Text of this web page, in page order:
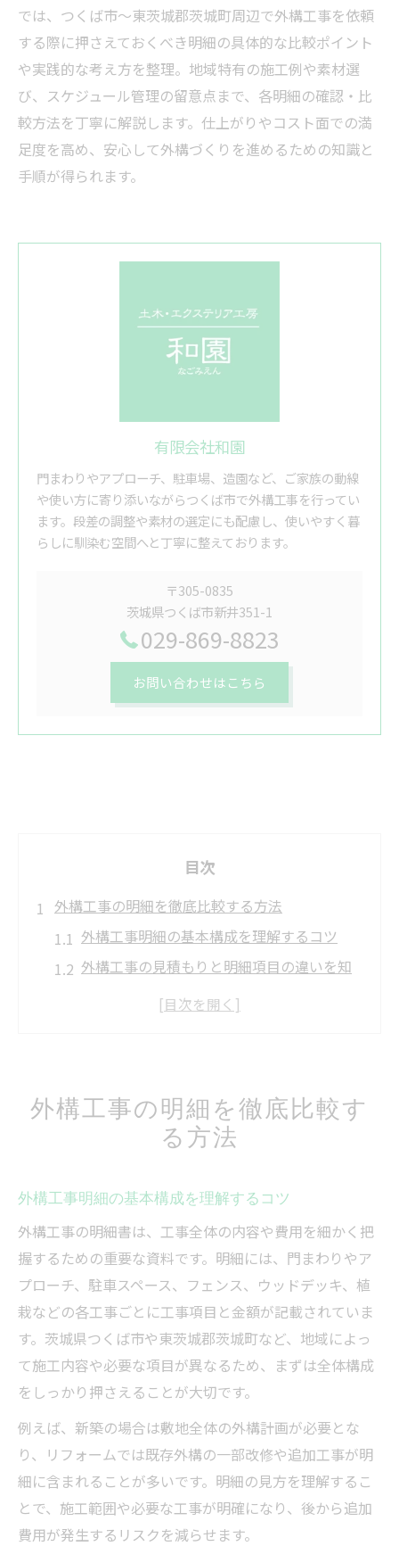
では、つくば市〜東茨城郡茨城町周辺で外構工事を依頼
する際に押さえておくべき明細の具体的な比較ポイント
や実践的な考え方を整理。地域特有の施工例や素材選
び、スケジュール管理の留意点まで、各明細の確認・比
較方法を丁寧に解説します。仕上がりやコスト面での満
足度を高め、安心して外構づくりを進めるための知識と
手順が得られます。
有限会社和園
門まわりやアプローチ、駐車場、造園など、ご家族の動線
や使い方に寄り添いながらつくば市で外構工事を行ってい
ます。段差の調整や素材の選定にも配慮し、使いやすく暮
らしに馴染む空間へと丁寧に整えております。
〒305-0835
茨城県つくば市新井351-1
029-869-8823
お問い合わせはこちら
目次
外構工事の明細を徹底比較する方法
外構工事明細の基本構成を理解するコツ
外構工事の見積もりと明細項目の違いを知
法
納得の外構工事へ導く明細確認術
法
項目ごとに外構工事明細を丁寧にチェック
する
外構工事の費用対効果を明細で把握するコ
ツ
外構工事明細で見落としがちな注意点
外構工事で後悔しないための明細確認術
つくば・東茨城で外構工事を検討するなら
外構工事の明細比較で地域業者を選ぶ基準
外構工事対応範囲と明細内容の確認ポイン
ト
外構工事明細から地元施工例を読み解く
外構工事の明細を徹底比較す
る方法
外構工事明細の基本構成を理解するコツ
外構工事の明細書は、工事全体の内容や費用を細かく把
握するための重要な資料です。明細には、門まわりやア
プローチ、駐車スペース、フェンス、ウッドデッキ、植
栽などの各工事ごとに工事項目と金額が記載されていま
す。茨城県つくば市や東茨城郡茨城町など、地域によっ
て施工内容や必要な項目が異なるため、まずは全体構成
をしっかり押さえることが大切です。
例えば、新築の場合は敷地全体の外構計画が必要とな
り、リフォームでは既存外構の一部改修や追加工事が明
細に含まれることが多いです。明細の見方を理解するこ
とで、施工範囲や必要な工事が明確になり、後から追加
費用が発生するリスクを減らせます。